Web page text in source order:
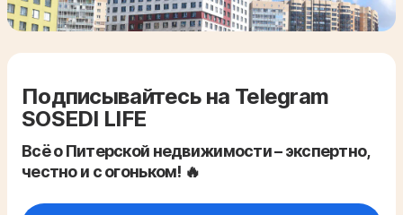
Подписывайтесь на Telegram
SOSEDI LIFE
Всё о Питерской недвижимости – экспертно,
честно и с огоньком! 🔥